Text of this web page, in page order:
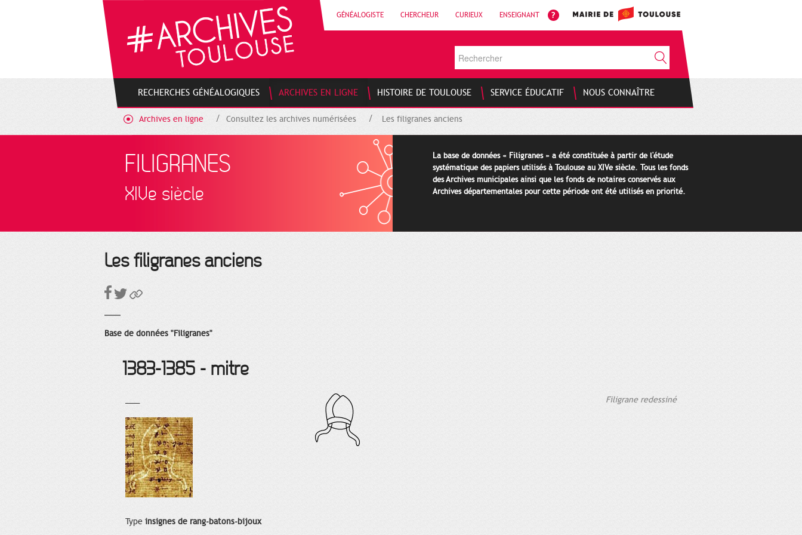
GÉNÉALOGISTE CHERCHEUR CURIEUX ENSEIGNANT
RECHERCHES GÉNÉALOGIQUES ARCHIVES EN LIGNE HISTOIRE DE TOULOUSE SERVICE ÉDUCATIF NOUS CONNAÎTRE
Archives en ligne Consultez les archives numérisées Les filigranes anciens
FILIGRANES
XIVe siècle
La base de données « Filigranes » a été constituée à partir de l'étude
systématique des papiers utilisés à Toulouse au XIVe siècle. Tous les fonds
des Archives municipales ainsi que les fonds de notaires conservés aux
Archives départementales pour cette période ont été utilisés en priorité.
Les filigranes anciens
Base de données "Filigranes"
1383-1385 - mitre
Type insignes de rang-batons-bijoux
Filigrane redessiné
Gestion de vos préférences sur les cookies